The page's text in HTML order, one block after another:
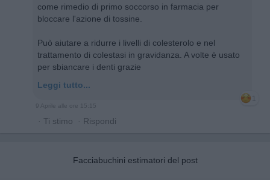
come rimedio di primo soccorso in farmacia per
bloccare l'azione di tossine.
Può aiutare a ridurre i livelli di colesterolo e nel
trattamento di colestasi in gravidanza. A volte è usato
per sbiancare i denti grazie
Leggi tutto...
1
9 Aprile alle ore 15:15
· Ti stimo · Rispondi
Facciabuchini estimatori del post